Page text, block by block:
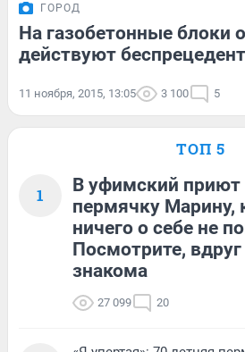
ГОРОД
На газобетонные блоки
действуют
11 ноября, 2015, 13:05 3 100 5
ТОП 5
1
В уфимский приют
пермячку Марину,
ничего о себе не
Посмотрите,
знакома
27 099 20